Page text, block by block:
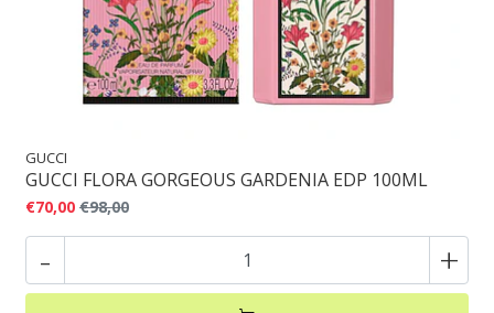
GUCCI
GUCCI FLORA GORGEOUS GARDENIA EDP 100ML
€70,00 €98,00
- +